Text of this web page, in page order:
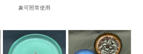
象可照常使用